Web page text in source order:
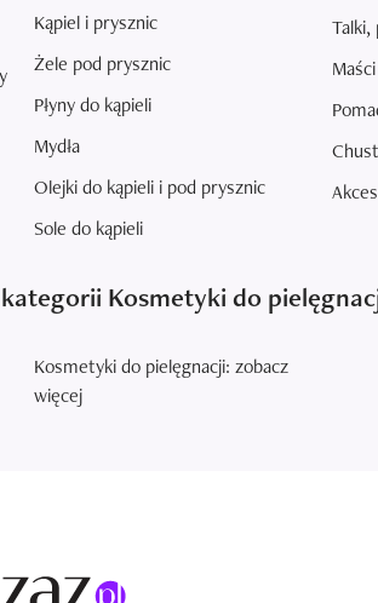
Kąpiel i prysznic
Żele pod prysznic
Płyny do kąpieli
Mydła
Olejki do kąpieli i pod prysznic
Sole do kąpieli
Talki,
Kosmetyki do
Kosmetyki do pielęgnacji: zobacz
więcej